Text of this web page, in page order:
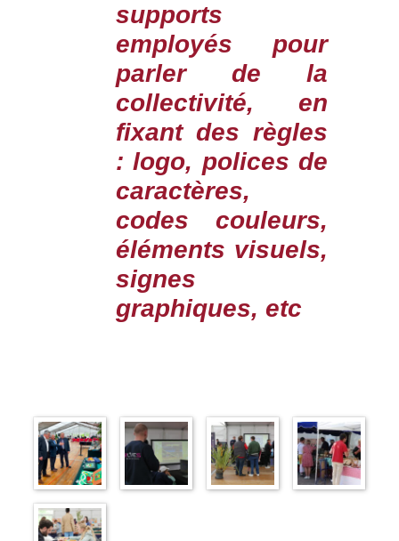
supports
employés pour
parler de la
collectivité, en
fixant des règles
: logo, polices de
caractères,
codes couleurs,
éléments visuels,
signes
graphiques, etc